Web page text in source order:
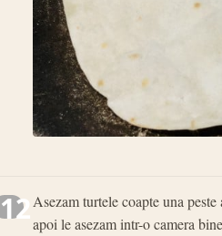
12Asezam turtele coapte una
apoi le asezam intr-o camera